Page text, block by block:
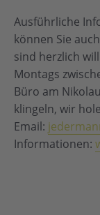
Ausführliche
können Sie
sind herzlich
Montags
Büro am
klingeln, wir
Email:
Informationen: